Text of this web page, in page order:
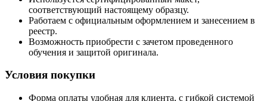
соответствующий настоящему образцу.
Работаем с официальным оформлением и занесением в
реестр.
Возможность приобрести с зачетом проведенного
обучения и защитой оригинала.
Условия покупки
Форма оплаты удобная для клиента, с гибкой системой